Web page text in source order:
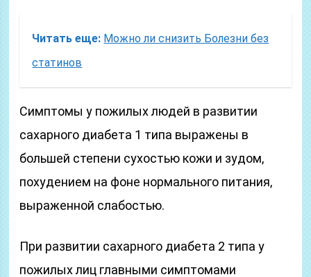
Читать еще: Можно ли снизить Болезни без
статинов
Симптомы у пожилых людей в развитии
сахарного диабета 1 типа выражены в
большей степени сухостью кожи и зудом,
похудением на фоне нормального питания,
выраженной слабостью.
При развитии сахарного диабета 2 типа у
пожилых лиц главными симптомами